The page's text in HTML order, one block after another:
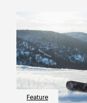
Feature